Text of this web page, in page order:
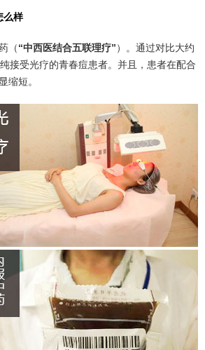
么样
（“中西医结合五联理疗”）。通过对比大约
接受光疗的青春痘患者。并且，患者在配合
缩短。